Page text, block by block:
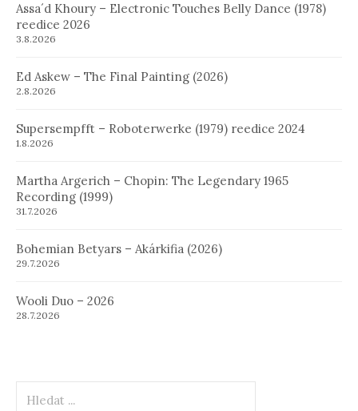
Assa´d Khoury – Electronic Touches Belly Dance (1978)
reedice 2026
3.8.2026
Ed Askew – The Final Painting (2026)
2.8.2026
Supersempfft – Roboterwerke (1979) reedice 2024
1.8.2026
Martha Argerich – Chopin: The Legendary 1965
Recording (1999)
31.7.2026
Bohemian Betyars – Akárkifia (2026)
29.7.2026
Wooli Duo – 2026
28.7.2026